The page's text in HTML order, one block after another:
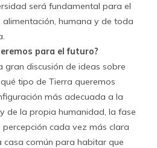
será fundamental para el
humana y de toda
para el futuro?
gran discusión de ideas sobre
tipo de Tierra queremos
más adecuada a la
de la propia humanidad, la fase
cada vez más clara
casa común para habitar que